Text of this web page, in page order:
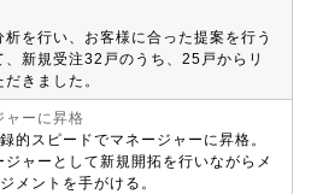
を行い、お客様に合った提案を行う
、新規受注32戸のうち、25戸からリ
きました。
ャーに昇格
的スピードでマネージャーに昇格。
ジャーとして新規開拓を行いながらメ
メントを手がける。